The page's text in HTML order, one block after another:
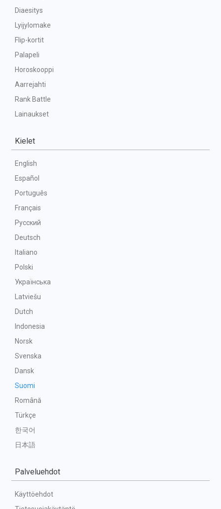
Diaesitys
Lyijylomake
Flip-kortit
Palapeli
Horoskooppi
Aarrejahti
Rank Battle
Lainaukset
Kielet
English
Español
Português
Français
Русский
Deutsch
Italiano
Polski
Українська
Latviešu
Dutch
Indonesia
Norsk
Svenska
Dansk
Suomi
Română
Türkçe
한국어
日本語
Palveluehdot
Käyttöehdot